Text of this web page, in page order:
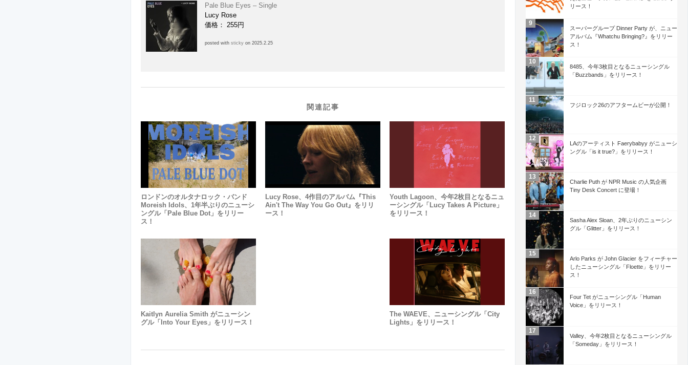
Pale Blue Eyes – Single
Lucy Rose
価格： 255円
posted withsticky on 2025.2.25
関連記事
ロンドンのオルタナロック・バンド
Moreish Idols、1年半ぶりのニューシ
ングル「Pale Blue Dot」をリリー
ス！
Lucy Rose、4作目のアルバム『This
Ain't The Way You Go Out』をリリ
ース！
Youth Lagoon、今年2枚目となるニュ
ーシングル「Lucy Takes A Picture」
をリリース！
Kaitlyn Aurelia Smith がニューシン
グル「Into Your Eyes」をリリース！
The WAEVE、ニューシングル「City
Lights」をリリース！
リース！
スーパーグループ Dinner Party が、ニュー
アルバム『Whatchu Bringing?』をリリー
ス！
8485、今年3枚目となるニューシングル
「Buzzbands」をリリース！
フジロック26のアフタームビーが公開！
LAのアーティスト Faerybabyy がニューシ
ングル「is it true?」をリリース！
Charlie Puth が NPR Music の人気企画
Tiny Desk Concert に登場！
Sasha Alex Sloan、2年ぶりのニューシン
グル「Glitter」をリリース！
Arlo Parks が John Glacier をフィーチャー
したニューシングル「Floette」をリリー
ス！
Four Tet がニューシングル「Human
Voice」をリリース！
Valley、今年2枚目となるニューシングル
「Someday」をリリース！